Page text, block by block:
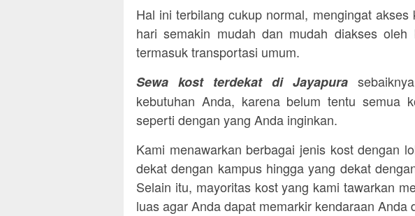
Hal ini terbilang cukup normal, mengingat
hari semakin mudah dan mudah diakses oleh
termasuk transportasi umum.
Sewa kost terdekat di Jayapura
kebutuhan Anda, karena belum tentu semua
seperti dengan yang Anda inginkan.
Kami menawarkan berbagai jenis kost dengan
dekat dengan kampus hingga yang dekat
Selain itu, mayoritas kost yang kami tawarkan
luas agar Anda dapat memarkir kendaraan Anda